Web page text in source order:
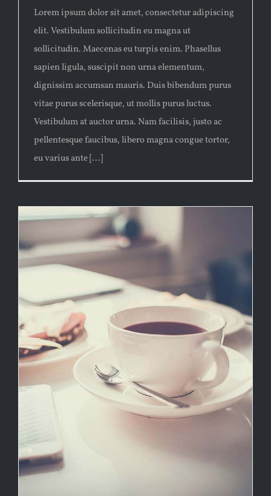
Lorem ipsum dolor sit amet, consectetur adipiscing
elit. Vestibulum sollicitudin eu magna ut
sollicitudin. Maecenas eu turpis enim. Phasellus
sapien ligula, suscipit non urna elementum,
dignissim accumsan mauris. Duis bibendum purus
vitae purus scelerisque, ut mollis purus luctus.
Vestibulum at auctor urna. Nam facilisis, justo ac
pellentesque faucibus, libero magna congue tortor,
eu varius ante [...]